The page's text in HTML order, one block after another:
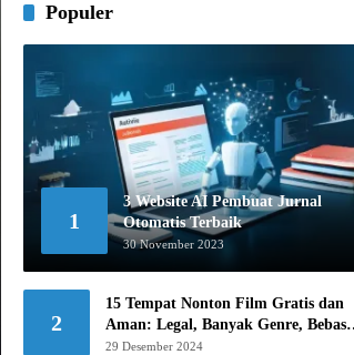
Populer
1
3 Website AI Pembuat Jurnal
Otomatis Terbaik
30 November 2023
2
15 Tempat Nonton Film Gratis dan
Aman: Legal, Banyak Genre, Bebas
Khawatir!
29 Desember 2024